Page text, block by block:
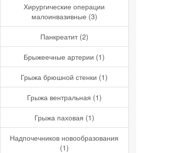
Хирургические операции
малоинвазивные (3)
Панкреатит (2)
Брыжеечные артерии (1)
Грыжа брюшной стенки (1)
Грыжа вентральная (1)
Грыжа паховая (1)
Надпочечников новообразования
(1)